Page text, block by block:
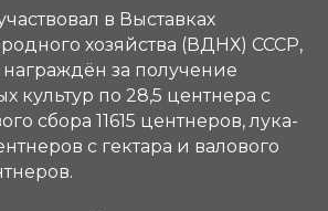
в Выставках
хозяйства (ВДНХ) СССР,
награждён за получение
культур по 28,5 центнера с
сбора 11615 центнеров, лука-
с гектара и валового